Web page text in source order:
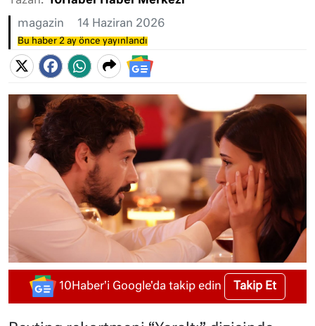
magazin 14 Haziran 2026
Bu haber 2 ay önce yayınlandı
10Haber'i Google'da takip edin Takip Et